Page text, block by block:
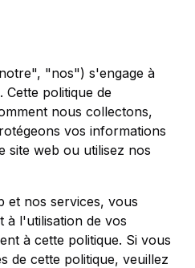
"nos") s'engage à
politique de
nous collectons,
vos informations
site web ou utilisez nos
et nos services, vous
à l'utilisation de vos
à cette politique. Si vous
de cette politique, veuillez